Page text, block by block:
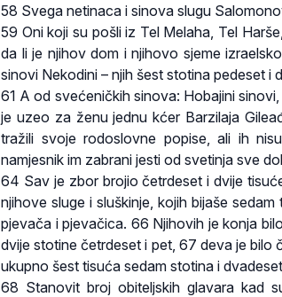
58 Svega netinaca i sinova slugu
59 Oni koji su pošli iz Tel Melaha, Tel
da li je njihov dom i njihovo sjeme
sinovi Nekodini – njih šest stotina pedeset i
61 A od svećeničkih sinova: Hobajini
je uzeo za ženu jednu kćer Barzilaja
tražili svoje rodoslovne popise, ali ih
namjesnik im zabrani jesti od svetinja sve
64 Sav je zbor brojio četrdeset i dvije
njihove sluge i sluškinje, kojih bijaše
pjevača i pjevačica. 66 Njihovih je konja
dvije stotine četrdeset i pet, 67 deva je bilo
ukupno šest tisuća sedam stotina i
68 Stanovit broj obiteljskih glavara kad